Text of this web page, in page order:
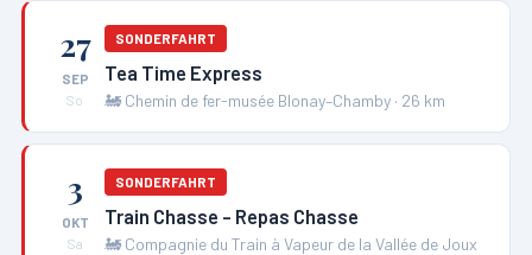
27
SEP
So
SONDERFAHRT
Tea Time Express
🚂 Chemin de fer-musée Blonay–Chamby · 26 km
3
OKT
Sa
SONDERFAHRT
Train Chasse - Repas Chasse
🚂 Compagnie du Train à Vapeur de la Vallée de Joux